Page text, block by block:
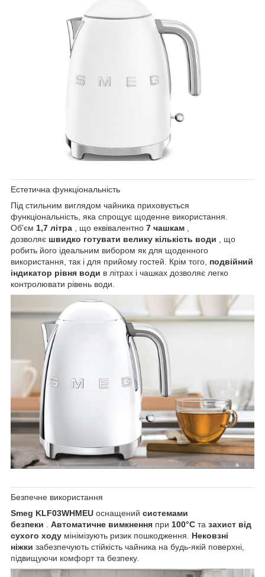
Естетична функціональність
Під стильним виглядом чайника приховується
функціональність, яка спрощує щоденне використання.
Об'єм 1,7 літра , що еквівалентно 7 чашкам
дозволяє швидко готувати велику кількість води , що
робить його ідеальним вибором як для щоденного
використання, так і для прийому гостей. Крім того, подвійний
індикатор рівня води в літрах і чашках дозволяє легко
контролювати рівень води.
Безпечне використання
Smeg KLF03WHMEU оснащений системами
безпеки
Автоматичне вимкнення при 100°C та захист від
сухого ходу мінімізують ризик пошкодження. Нековзні
ніжки забезпечують стійкість чайника на будь-якій поверхні,
підвищуючи комфорт та безпеку.